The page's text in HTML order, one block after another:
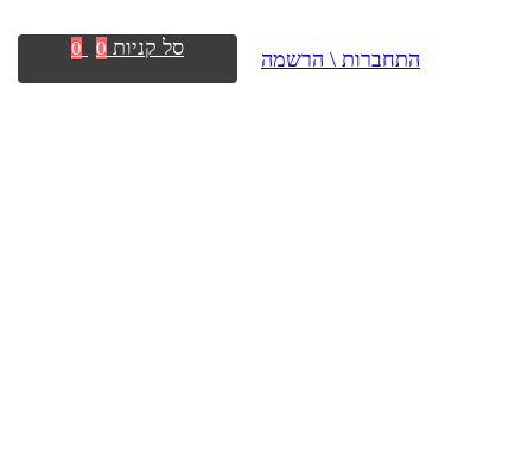
התחברות \ הרשמה סל קניות 0
0